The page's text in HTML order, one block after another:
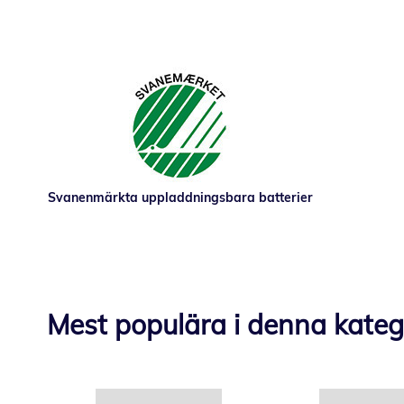
Svanenmärkta uppladdningsbara batterier
Mest populära i denna